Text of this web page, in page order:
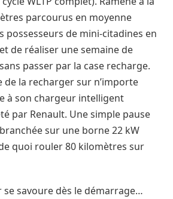
parcourus en moyenne
possesseurs de mini-citadines en
de réaliser une semaine de
passer par la case recharge.
de la recharger sur n’importe
à son chargeur intelligent
par Renault. Une simple pause
sur une borne 22 kW
quoi rouler 80 kilomètres sur
se savoure dès le démarrage…